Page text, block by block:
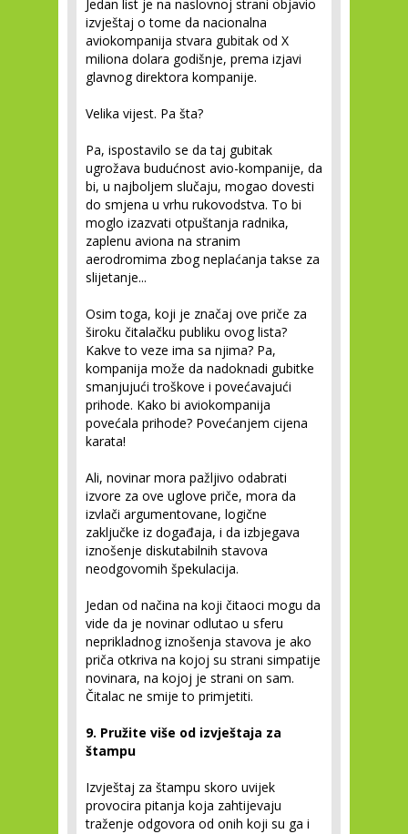
Jedan list je na naslovnoj strani objavio
izvještaj o tome da nacionalna
aviokompanija stvara gubitak od X
miliona dolara godišnje, prema izjavi
glavnog direktora kompanije.
Velika vijest. Pa šta?
Pa, ispostavilo se da taj gubitak
ugrožava budućnost avio-kompanije, da
bi, u najboljem slučaju, mogao dovesti
do smjena u vrhu rukovodstva. To bi
moglo izazvati otpuštanja radnika,
zaplenu aviona na stranim
aerodromima zbog neplaćanja takse za
slijetanje...
Osim toga, koji je značaj ove priče za
široku čitalačku publiku ovog lista?
Kakve to veze ima sa njima? Pa,
kompanija može da nadoknadi gubitke
smanjujući troškove i povećavajući
prihode. Kako bi aviokompanija
povećala prihode? Povećanjem cijena
karata!
Ali, novinar mora pažljivo odabrati
izvore za ove uglove priče, mora da
izvlači argumentovane, logične
zaključke iz događaja, i da izbjegava
iznošenje diskutabilnih stavova
neodgovomih špekulacija.
Jedan od načina na koji čitaoci mogu da
vide da je novinar odlutao u sferu
neprikladnog iznošenja stavova je ako
priča otkriva na kojoj su strani simpatije
novinara, na kojoj je strani on sam.
Čitalac ne smije to primjetiti.
9. Pružite više od izvještaja za
štampu
Izvještaj za štampu skoro uvijek
provocira pitanja koja zahtijevaju
traženje odgovora od onih koji su ga i